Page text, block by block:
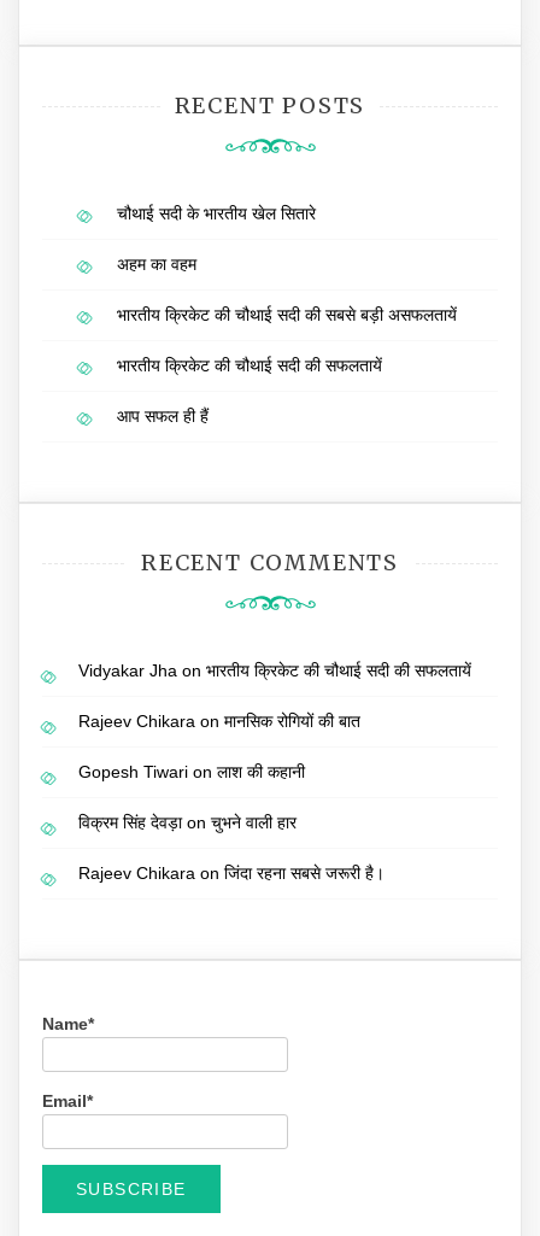
RECENT POSTS
चौथाई सदी के भारतीय खेल सितारे
अहम का वहम
भारतीय क्रिकेट की चौथाई सदी की सबसे बड़ी असफलतायें
भारतीय क्रिकेट की चौथाई सदी की सफलतायें
आप सफल ही हैं
RECENT COMMENTS
Vidyakar Jha on भारतीय क्रिकेट की चौथाई सदी की सफलतायें
Rajeev Chikara on मानसिक रोगियों की बात
Gopesh Tiwari on लाश की कहानी
विक्रम सिंह देवड़ाon चुभने वाली हार
Rajeev Chikara on जिंदा रहना सबसे जरूरी है।
Name*
Email*